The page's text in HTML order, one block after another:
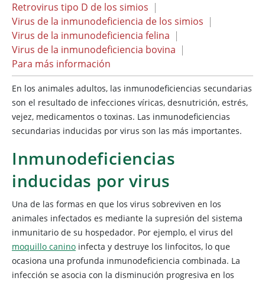
Retrovirus tipo D de los simios |
Virus de la inmunodeficiencia de los simios |
Virus de la inmunodeficiencia felina |
Virus de la inmunodeficiencia bovina |
Para más información
En los animales adultos, las inmunodeficiencias secundarias
son el resultado de infecciones víricas, desnutrición, estrés,
vejez, medicamentos o toxinas. Las inmunodeficiencias
secundarias inducidas por virus son las más importantes.
Inmunodeficiencias
inducidas por virus
Una de las formas en que los virus sobreviven en los
animales infectados es mediante la supresión del sistema
inmunitario de su hospedador. Por ejemplo, el virus del
moquillo canino infecta y destruye los linfocitos, lo que
ocasiona una profunda inmunodeficiencia combinada. La
infección se asocia con la disminución progresiva en los